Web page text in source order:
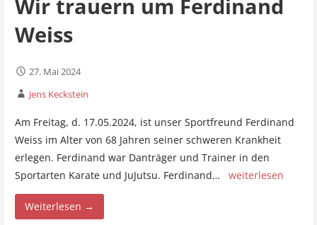
Wir trauern um Ferdinand
Weiss
27. Mai 2024
Jens Keckstein
Am Freitag, d. 17.05.2024, ist unser Sportfreund Ferdinand
Weiss im Alter von 68 Jahren seiner schweren Krankheit
erlegen. Ferdinand war Danträger und Trainer in den
Sportarten Karate und JuJutsu. Ferdinand… weiterlesen
Weiterlesen →